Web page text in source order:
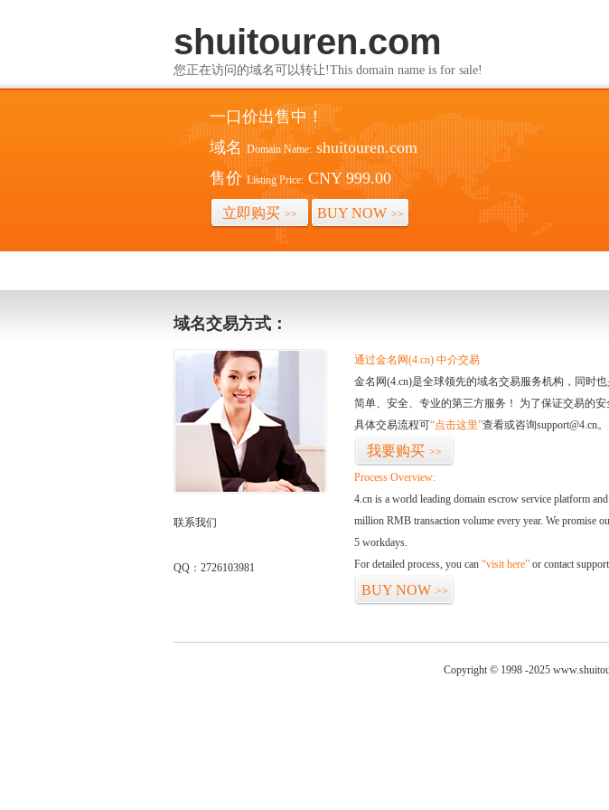
shuitouren.com
您正在访问的域名可以转让!This domain name is for sale!
一口价出售中！
域名 Domain Name: shuitouren.com
售价 Listing Price: CNY 999.00
立即购买 >> BUY NOW >>
域名交易方式：
联系我们
QQ：2726103981
通过金名网(4.cn) 中介交易
金名网(4.cn)是全球领先的域名交易服务机构，同时
简单、安全、专业的第三方服务！ 为了保证交易的安
具体交易流程可“点击这里”查看或咨询support@4.cn。
我要购买 >>
Process Overview:
4.cn is a world leading domain escrow service platform
million RMB transaction volume every year. We promise
5 workdays.
For detailed process, you can “visit here” or contact
BUY NOW >>
Copyright © 1998 -2025